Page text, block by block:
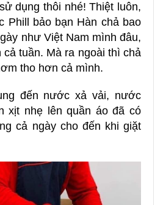
dụng thôi nhé! Thiệt luôn,
Phill bảo bạn Hàn chả bao
như Việt Nam mình đâu,
cả tuần. Mà ra ngoài thì chả
tho hơn cả mình.
đến nước xả vải, nước
xịt nhẹ lên quần áo đã có
cả ngày cho đến khi giặt